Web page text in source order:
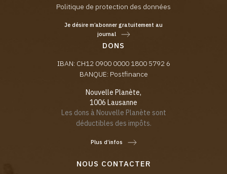
Politique de protection des données
Je désire m’abonner gratuitement au
journal
DONS
IBAN: CH12 0900 0000 1800 5792 6
BANQUE: Postfinance
Nouvelle Planète,
1006 Lausanne
Les dons à Nouvelle Planète sont
déductibles des impôts.
Plus d’infos
NOUS CONTACTER